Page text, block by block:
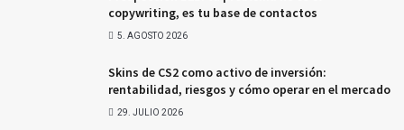
copywriting, es tu base de contactos
5. AGOSTO 2026
Skins de CS2 como activo de inversión:
rentabilidad, riesgos y cómo operar en el mercado
29. JULIO 2026